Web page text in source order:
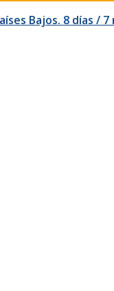
Bajos. 8 días /